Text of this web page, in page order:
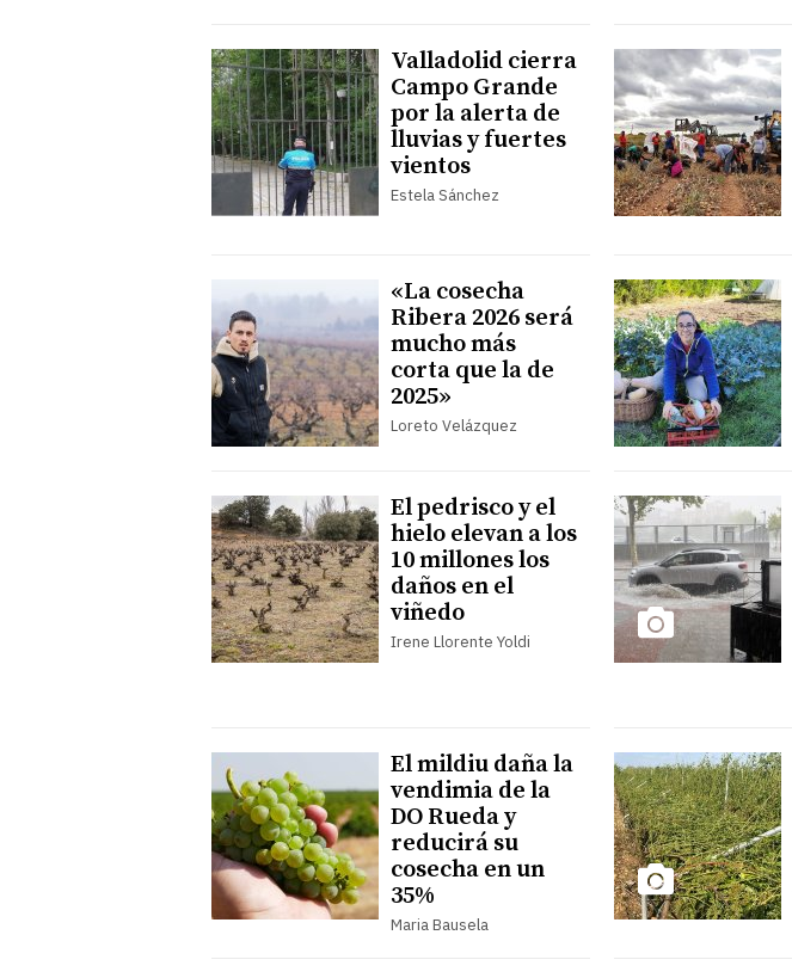
Valladolid cierra
Campo Grande
por la alerta de
lluvias y fuertes
vientos
Estela Sánchez
«La cosecha
Ribera 2026 será
mucho más
corta que la de
2025»
Loreto Velázquez
El pedrisco y el
hielo elevan a los
10 millones los
daños en el
viñedo
Irene Llorente Yoldi
El mildiu daña la
vendimia de la
DO Rueda y
reducirá su
cosecha en un
35%
Maria Bausela